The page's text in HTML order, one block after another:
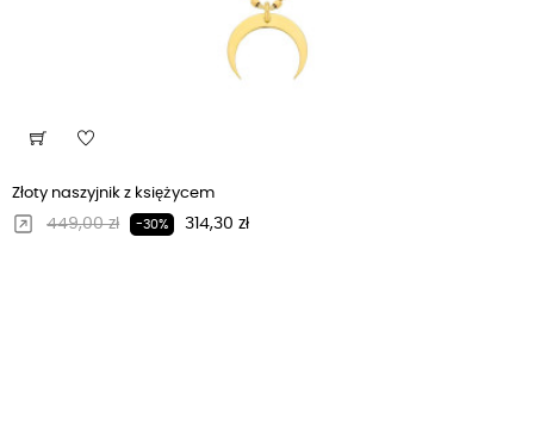
Złoty naszyjnik z księżycem
Regularna cena
449,00 zł -30% Cena
314,30 zł